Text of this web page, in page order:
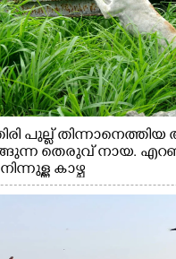
പുല്ല്
തെരുവ് നായ.
കാഴ്ച